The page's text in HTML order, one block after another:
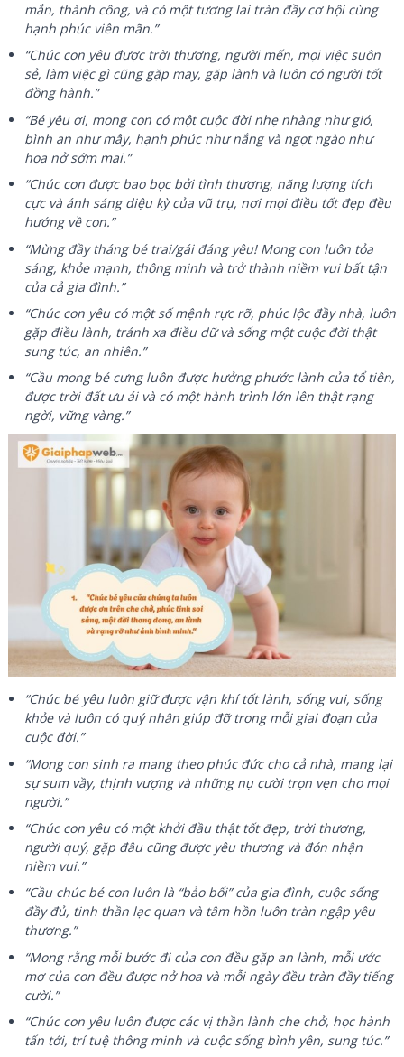
mắn, thành công, và có một tương lai tràn đầy cơ hội cùng
hạnh phúc viên mãn.”
“Chúc con yêu được trời thương, người mến, mọi việc suôn
sẻ, làm việc gì cũng gặp may, gặp lành và luôn có người tốt
đồng hành.”
“Bé yêu ơi, mong con có một cuộc đời nhẹ nhàng như gió,
bình an như mây, hạnh phúc như nắng và ngọt ngào như
hoa nở sớm mai.”
“Chúc con được bao bọc bởi tình thương, năng lượng tích
cực và ánh sáng diệu kỳ của vũ trụ, nơi mọi điều tốt đẹp đều
hướng về con.”
“Mừng đầy tháng bé trai/gái đáng yêu! Mong con luôn tỏa
sáng, khỏe mạnh, thông minh và trở thành niềm vui bất tận
của cả gia đình.”
“Chúc con yêu có một số mệnh rực rỡ, phúc lộc đầy nhà, luôn
gặp điều lành, tránh xa điều dữ và sống một cuộc đời thật
sung túc, an nhiên.”
“Cầu mong bé cưng luôn được hưởng phước lành của tổ tiên,
được trời đất ưu ái và có một hành trình lớn lên thật rạng
ngời, vững vàng.”
“Chúc bé yêu luôn giữ được vận khí tốt lành, sống vui, sống
khỏe và luôn có quý nhân giúp đỡ trong mỗi giai đoạn của
cuộc đời.”
“Mong con sinh ra mang theo phúc đức cho cả nhà, mang lại
sự sum vầy, thịnh vượng và những nụ cười trọn vẹn cho mọi
người.”
“Chúc con yêu có một khởi đầu thật tốt đẹp, trời thương,
người quý, gặp đâu cũng được yêu thương và đón nhận
niềm vui.”
“Cầu chúc bé con luôn là “bảo bối” của gia đình, cuộc sống
đầy đủ, tinh thần lạc quan và tâm hồn luôn tràn ngập yêu
thương.”
“Mong rằng mỗi bước đi của con đều gặp an lành, mỗi ước
mơ của con đều được nở hoa và mỗi ngày đều tràn đầy tiếng
cười.”
“Chúc con yêu luôn được các vị thần lành che chở, học hành
tấn tới, trí tuệ thông minh và cuộc sống bình yên, sung túc.”